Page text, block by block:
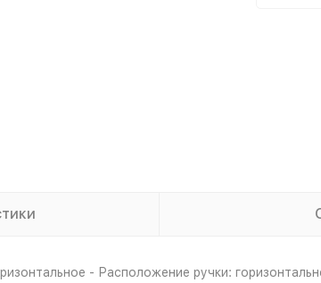
- Расположение ручки: